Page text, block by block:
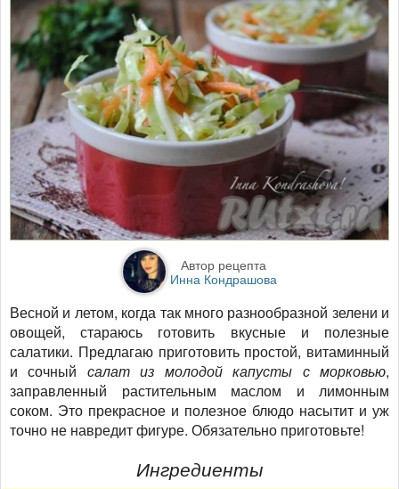
Автор рецепта
Инна Кондрашова
Весной и летом, когда так много разнообразной зелени и
овощей, стараюсь готовить вкусные и полезные
салатики. Предлагаю приготовить простой, витаминный
и сочный салат из молодой капусты с морковью,
заправленный растительным маслом и лимонным
соком. Это прекрасное и полезное блюдо насытит и уж
точно не навредит фигуре. Обязательно приготовьте!
Ингредиенты